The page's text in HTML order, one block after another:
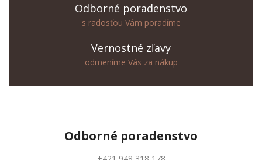
Odborné poradenstvo
s radosťou Vám poradíme
Vernostné zľavy
odmeníme Vás za nákup
Odborné poradenstvo